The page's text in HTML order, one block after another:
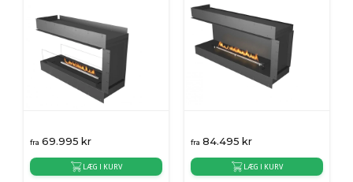
fra 69.995 kr
LÆG I KURV
fra 84.495 kr
LÆG I KURV